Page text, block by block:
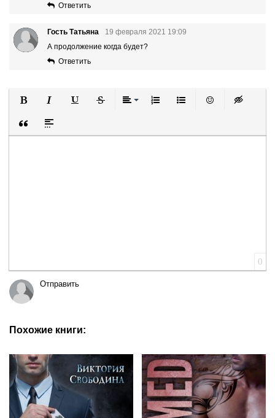
Ответить
Гость Татьяна
19 февраля 2021 19:09
А продолжение когда будет?
Ответить
Вставка цитаты
Вставка спойлера
0
Отправить
Похожие книги: